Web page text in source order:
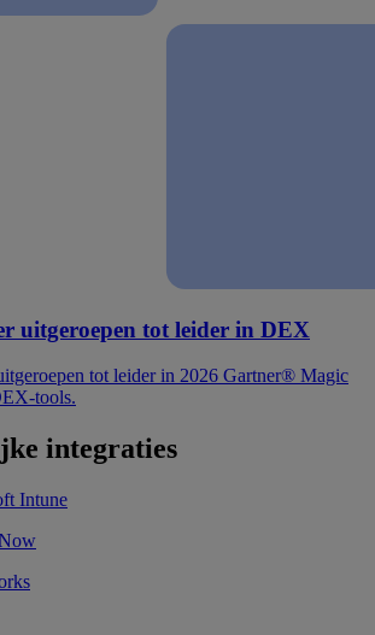
uitgeroepen tot leider in DEX
tot leider in 2026 Gartner® Magic
tools.
integraties
Intune